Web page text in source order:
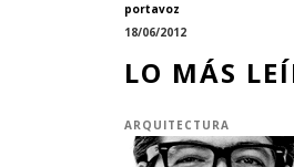
portavoz
18/06/2012
LO MÁS
ARQUITECTURA